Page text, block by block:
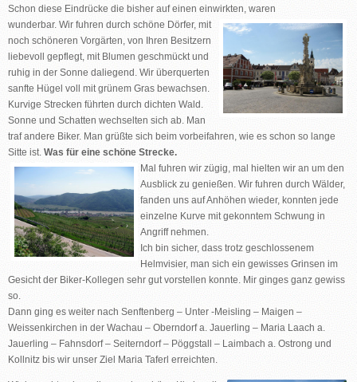
Schon diese Eindrücke die bisher auf einen einwirkten, waren
wunderbar. Wir fuhren durch schöne Dörfer, mit
noch schöneren Vorgärten, von Ihren Besitzern
liebevoll gepflegt, mit Blumen geschmückt und
ruhig in der Sonne daliegend. Wir überquerten
sanfte Hügel voll mit grünem Gras bewachsen.
Kurvige Strecken führten durch dichten Wald.
Sonne und Schatten wechselten sich ab. Man
traf andere Biker. Man grüßte sich beim vorbeifahren, wie es schon so lange
Sitte ist. Was für eine schöne Strecke.
Mal fuhren wir zügig, mal hielten wir an um den
Ausblick zu genießen. Wir fuhren durch Wälder,
fanden uns auf Anhöhen wieder, konnten jede
einzelne Kurve mit gekonntem Schwung in
Angriff nehmen.
Ich bin sicher, dass trotz geschlossenem
Helmvisier, man sich ein gewisses Grinsen im
Gesicht der Biker-Kollegen sehr gut vorstellen konnte. Mir ginges ganz gewiss
so.
Dann ging es weiter nach Senftenberg – Unter -Meisling – Maigen –
Weissenkirchen in der Wachau – Oberndorf a. Jauerling – Maria Laach a.
Jauerling – Fahnsdorf – Seiterndorf – Pöggstall – Laimbach a. Ostrong und
Kollnitz bis wir unser Ziel Maria Taferl erreichten.